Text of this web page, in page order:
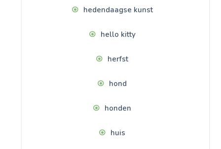
hedendaagse kunst
hello kitty
herfst
hond
honden
huis